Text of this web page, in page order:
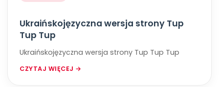
Ukraińskojęzyczna wersja strony Tup
Tup Tup
Ukraińskojęzyczna wersja strony Tup Tup Tup
CZYTAJ WIĘCEJ →